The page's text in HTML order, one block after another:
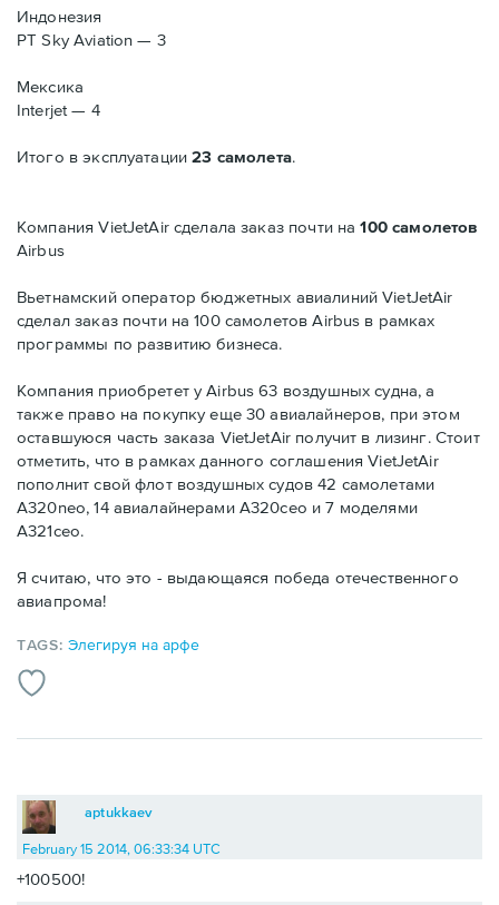
Индонезия
PT Sky Aviation — 3
Мексика
Interjet — 4
Итого в эксплуатации23 самолета.
Компания VietJetAir сделала заказ почти на100 самолетов
Airbus
Вьетнамский оператор бюджетных авиалиний VietJetAir
сделал заказ почти на 100 самолетов Airbus в рамках
программы по развитию бизнеса.
Компания приобретет у Airbus 63 воздушных судна, а
также право на покупку еще 30 авиалайнеров, при этом
оставшуюся часть заказа VietJetAir получит в лизинг. Стоит
отметить, что в рамках данного соглашения VietJetAir
пополнит свой флот воздушных судов 42 самолетами
A320neo, 14 авиалайнерами A320ceo и 7 моделями
A321ceo.
Я считаю, что это - выдающаяся победа отечественного
авиапрома!
TAGS:Элегируя на арфе
aptukkaev
February 15 2014, 06:33:34 UTC
+100500!